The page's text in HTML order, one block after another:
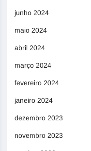
junho 2024
maio 2024
abril 2024
março 2024
fevereiro 2024
janeiro 2024
dezembro 2023
novembro 2023